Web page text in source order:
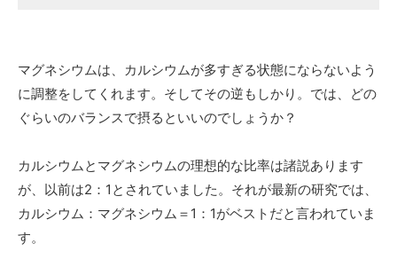
マグネシウムは、カルシウムが多すぎる状態にならないよう
に調整をしてくれます。そしてその逆もしかり。では、どの
ぐらいのバランスで摂るといいのでしょうか？
カルシウムとマグネシウムの理想的な比率は諸説あります
が、以前は2：1とされていました。それが最新の研究では、
カルシウム：マグネシウム＝1：1がベストだと言われていま
す。